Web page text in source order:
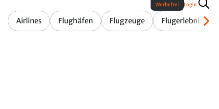
Airlines Flughäfen Flugzeuge Flugerlebnis
Werbefrei Login